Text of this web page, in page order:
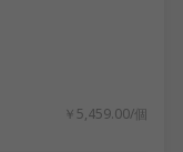
￥5,459.00/個